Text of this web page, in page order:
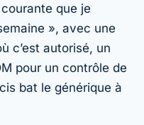
que je
», avec une
c’est autorisé, un
pour un contrôle de
bat le générique à